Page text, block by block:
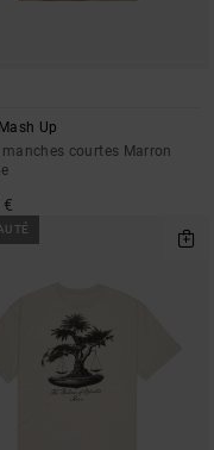
Up
manches courtes Marron